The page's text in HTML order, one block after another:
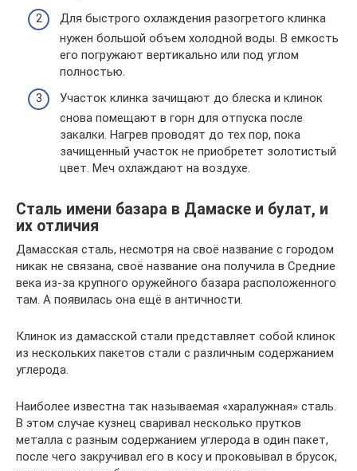
Для быстрого охлаждения разогретого клинка
нужен большой объем холодной воды. В емкость
его погружают вертикально или под углом
полностью.
Участок клинка зачищают до блеска и клинок
снова помещают в горн для отпуска после
закалки. Нагрев проводят до тех пор, пока
зачищенный участок не приобретет золотистый
цвет. Меч охлаждают на воздухе.
Сталь имени базара в Дамаске и булат, и
их отличия
Дамасская сталь, несмотря на своё название с городом
никак не связана, своё название она получила в Средние
века из-за крупного оружейного базара расположенного
там. А появилась она ещё в античности.
Клинок из дамасской стали представляет собой клинок
из нескольких пакетов стали с различным содержанием
углерода.
Наиболее известна так называемая «харалужная» сталь.
В этом случае кузнец сваривал несколько прутков
металла с разным содержанием углерода в один пакет,
после чего закручивал его в косу и проковывал в брусок,